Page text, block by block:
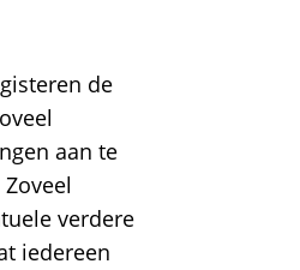
de
aan te
verdere
iedereen